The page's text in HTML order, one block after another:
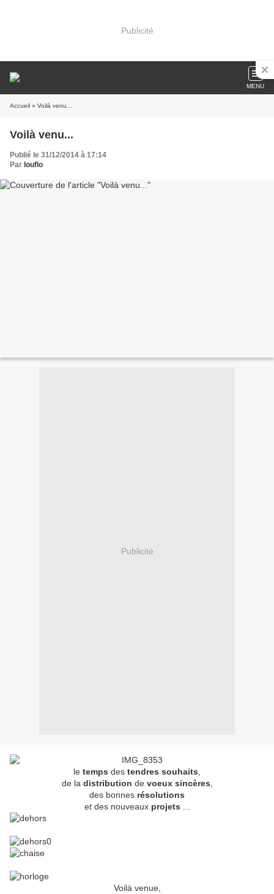
Publicité
MENU
Accueil » Voilà venu...
Voilà venu...
Publié le 31/12/2014 à 17:14
Par louflo
Publicité
le temps des tendres souhaits
de la distribution devoeux sincères
des bonnes résolutions
et des nouveaux projets
Voilà venue,